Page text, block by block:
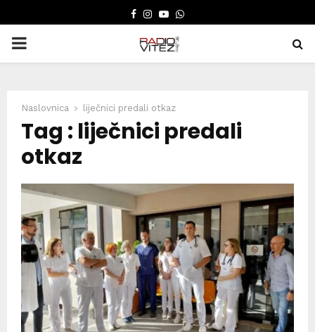
FACEBOOK
INSTAGRAM
YOUTUBE
WHATSAPP
PRIMARY
Naslovnica liječnici predali otkaz
Tag : liječnici predali
otkaz